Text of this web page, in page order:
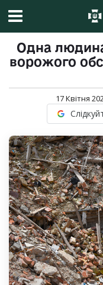
Одна
ворожого
17 Квітня